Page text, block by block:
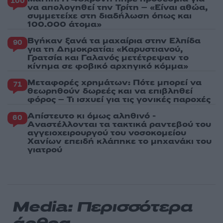
να απολογηθεί την Τρίτη – «Είναι αθώα,
συμμετείχε στη διαδήλωση όπως και
100.000 άτομα»
90 Βγήκαν ξανά τα μαχαίρια στην Ελπίδα
για τη Δημοκρατία: «Καρυστιανού,
Γρατσία και Γαλανός μετέτρεψαν το
κίνημα σε φοβικό αρχηγικό κόμμα»
71 Μεταφορές χρημάτων: Πότε μπορεί να
θεωρηθούν δωρεές και να επιβληθεί
φόρος – Τι ισχυεί για τις γονικές παροχές
60 Απίστευτο κι όμως αληθινό -
Aναστέλλονται τα τακτικά ραντεβού του
αγγειοχειρουργού του νοσοκομείου
Χανίων επειδή κλάπηκε το μηχανάκι του
γιατρού
Media: Περισσότερα